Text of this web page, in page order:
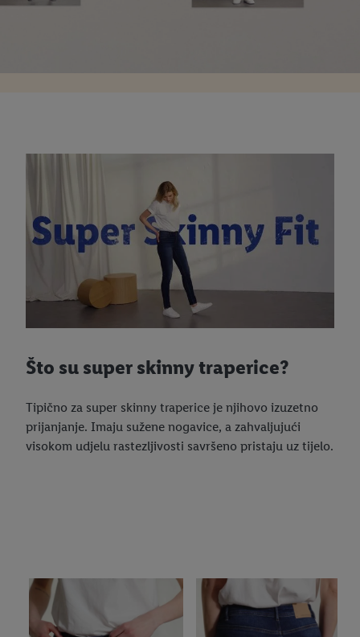
Što su super skinny traperice?
Tipično za super skinny traperice je njihovo izuzetno
prijanjanje. Imaju sužene nogavice, a zahvaljujući
visokom udjelu rastezljivosti savršeno pristaju uz tijelo.